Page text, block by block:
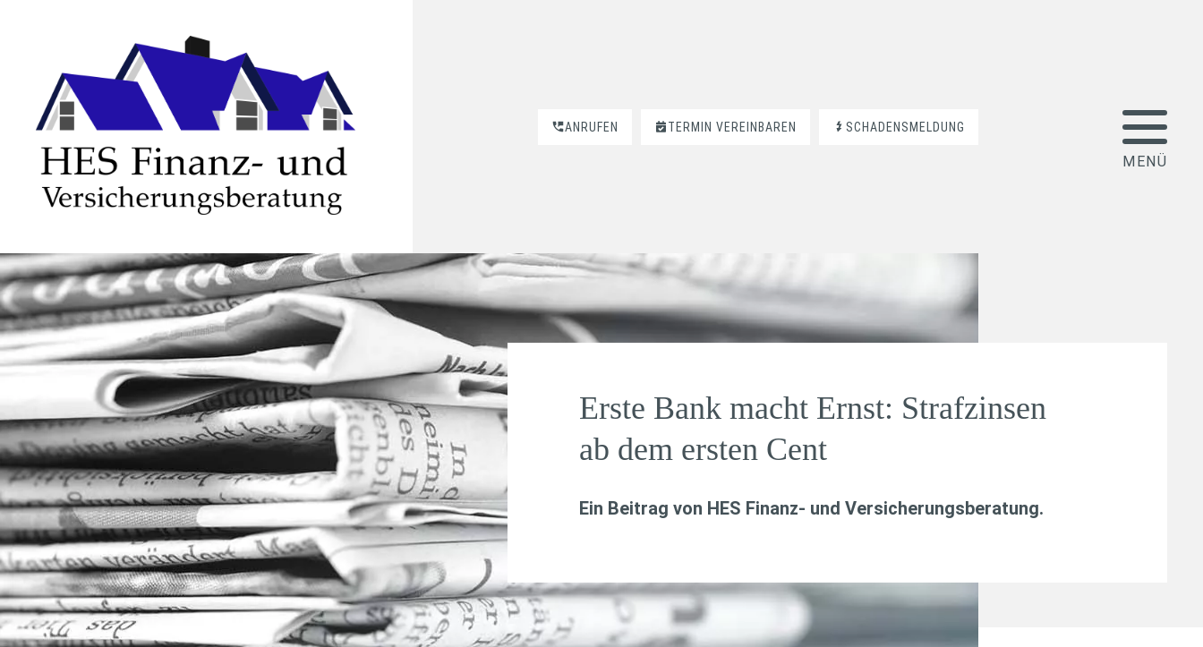
ANRUFEN TERMIN VEREINBAREN SCHADENSMELDUNG
Erste Bank macht Ernst: Strafzinsen
ab dem ersten Cent
Ein Beitrag von HES Finanz- und Versicherungsberatung.